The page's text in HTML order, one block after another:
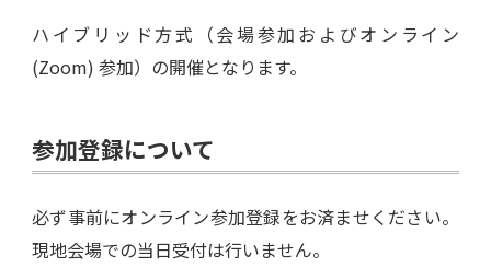
ハイブリッド方式（会場参加およびオンライン
(Zoom) 参加）の開催となります。
参加登録について
必ず事前にオンライン参加登録をお済ませください。
現地会場での当日受付は行いません。